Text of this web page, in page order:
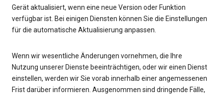
Gerät aktualisiert, wenn eine neue Version oder Funktion
verfügbar ist. Bei einigen Diensten können Sie die Einstellungen
für die automatische Aktualisierung anpassen.
Wenn wir wesentliche Änderungen vornehmen, die Ihre
Nutzung unserer Dienste beeinträchtigen, oder wir einen Dienst
einstellen, werden wir Sie vorab innerhalb einer angemessenen
Frist darüber informieren. Ausgenommen sind dringende Fälle,